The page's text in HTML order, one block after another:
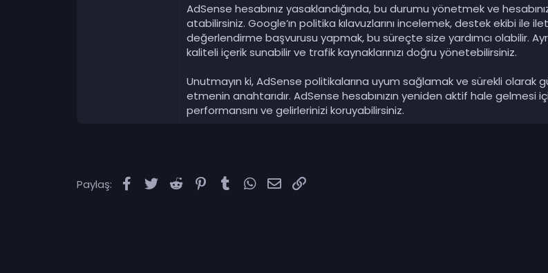
AdSense hesabınız yasaklandığında, bu durumu yönetmek ve
atabilirsiniz. Google’ın politika kılavuzlarını incelemek, destek ekibi
değerlendirme başvurusu yapmak, bu süreçte size yardımcı olabilir.
kaliteli içerik sunabilir ve trafik kaynaklarınızı doğru yönetebilirsiniz.
Unutmayın ki, AdSense politikalarına uyum sağlamak ve sürekli olarak
etmenin anahtarıdır. AdSense hesabınızın yeniden aktif hale
performansını ve gelirlerinizi koruyabilirsiniz.
Paylaş: Facebook
TwitterReddit PinterestTumblrWhatsApp
E-posta